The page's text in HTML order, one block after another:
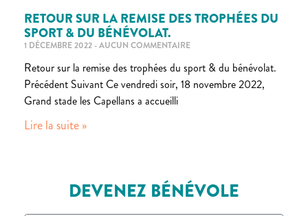
RETOUR SUR LA REMISE DES TROPHÉES DU
SPORT & DU BÉNÉVOLAT.
1 DÉCEMBRE 2022 AUCUN COMMENTAIRE
Retour sur la remise des trophées du sport & du bénévolat.
Précédent Suivant Ce vendredi soir, 18 novembre 2022,
Grand stade les Capellans a accueilli
Lire la suite »
DEVENEZ BÉNÉVOLE